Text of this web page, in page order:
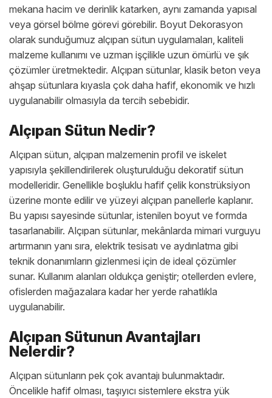
mekana hacim ve derinlik katarken, aynı zamanda yapısal
veya görsel bölme görevi görebilir. Boyut Dekorasyon
olarak sunduğumuz alçıpan sütun uygulamaları, kaliteli
malzeme kullanımı ve uzman işçilikle uzun ömürlü ve şık
çözümler üretmektedir. Alçıpan sütunlar, klasik beton veya
ahşap sütunlara kıyasla çok daha hafif, ekonomik ve hızlı
uygulanabilir olmasıyla da tercih sebebidir.
Alçıpan Sütun Nedir?
Alçıpan sütun, alçıpan malzemenin profil ve iskelet
yapısıyla şekillendirilerek oluşturulduğu dekoratif sütun
modelleridir. Genellikle boşluklu hafif çelik konstrüksiyon
üzerine monte edilir ve yüzeyi alçıpan panellerle kaplanır.
Bu yapısı sayesinde sütunlar, istenilen boyut ve formda
tasarlanabilir. Alçıpan sütunlar, mekânlarda mimari vurguyu
artırmanın yanı sıra, elektrik tesisatı ve aydınlatma gibi
teknik donanımların gizlenmesi için de ideal çözümler
sunar. Kullanım alanları oldukça geniştir; otellerden evlere,
ofislerden mağazalara kadar her yerde rahatlıkla
uygulanabilir.
Alçıpan Sütunun Avantajları
Nelerdir?
Alçıpan sütunların pek çok avantajı bulunmaktadır.
Öncelikle hafif olması, taşıyıcı sistemlere ekstra yük